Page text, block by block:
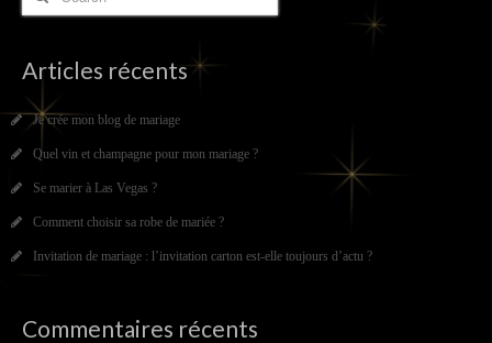
Articles récents
Je crée mon blog de mariage
Quel vin et champagne pour mon mariage ?
Se marier à Las Vegas ?
Comment choisir sa robe de mariée ?
Invitation de mariage : l’invitation carton est-elle toujours d’actu ?
Commentaires récents